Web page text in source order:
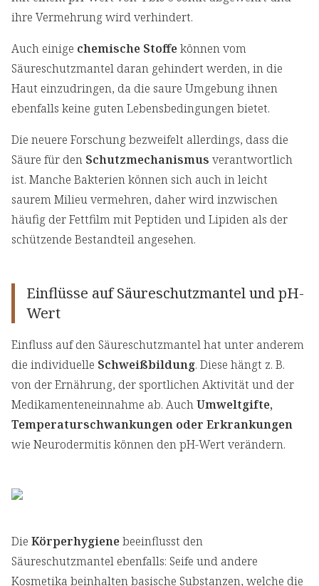
ihre Vermehrung wird verhindert.
Auch einige chemische Stoffekönnen vom
Säureschutzmantel daran gehindert werden, in die
Haut einzudringen, da die saure Umgebung ihnen
ebenfalls keine guten Lebensbedingungen bietet.
Die neuere Forschung bezweifelt allerdings, dass die
Säure für den Schutzmechanismus verantwortlich
ist. Manche Bakterien können sich auch in leicht
saurem Milieu vermehren, daher wird inzwischen
häufig der Fettfilm mit Peptiden und Lipiden als der
schützende Bestandteil angesehen.
Einflüsse auf Säureschutzmantel und pH-
Wert
Einfluss auf den Säureschutzmantel hat unter anderem
die individuelle Schweißbildung. Diese hängt z. B.
von der Ernährung, der sportlichen Aktivität und der
Medikamenteneinnahme ab. AuchUmweltgifte,
Temperaturschwankungen oder Erkrankungen
wie Neurodermitis können den pH-Wert verändern.
Die Körperhygienebeeinflusst den
Säureschutzmantel ebenfalls: Seife und andere
Kosmetika beinhalten basische Substanzen, welche die